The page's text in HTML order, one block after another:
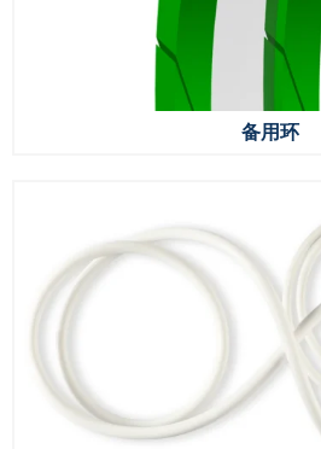
备用环